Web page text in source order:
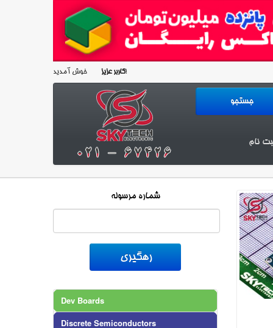
کاربر عزیزخوش آمدید!
نام
شماره مرسوله
Dev Boards
Discrete Semiconductors